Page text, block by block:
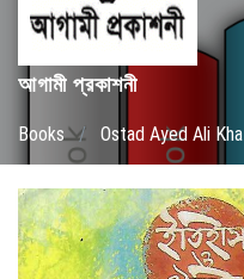
আগামী প্রকাশনী
Books / Ostad Ayed Ali Kha